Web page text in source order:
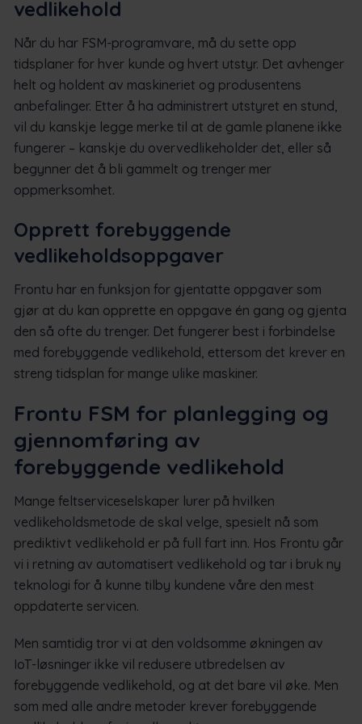
vedlikehold
Når du har FSM-programvare, må du sette opp
tidsplaner for hver kunde og hvert utstyr. Det avhenger
helt og holdent av maskineriet og produsentens
anbefalinger. Etter å ha administrert utstyret en stund,
vil du kanskje legge merke til at de gamle planene ikke
fungerer – kanskje du overvedlikeholder det, eller så
begynner det å bli gammelt og trenger mer
oppmerksomhet.
Opprett forebyggende
vedlikeholdsoppgaver
Frontu har en funksjon for gjentatte oppgaver som
gjør at du kan opprette en oppgave én gang og gjenta
den så ofte du trenger. Det fungerer best i forbindelse
med forebyggende vedlikehold, ettersom det krever en
streng tidsplan for mange ulike maskiner.
Frontu FSM for planlegging og
gjennomføring av
forebyggende vedlikehold
Mange feltserviceselskaper lurer på hvilken
vedlikeholdsmetode de skal velge, spesielt nå som
prediktivt vedlikehold er på full fart inn. Hos Frontu går
vi i retning av automatisert vedlikehold og tar i bruk ny
teknologi for å kunne tilby kundene våre den mest
oppdaterte servicen.
Men samtidig tror vi at den voldsomme økningen av
IoT-løsninger ikke vil redusere utbredelsen av
forebyggende vedlikehold, og at det bare vil øke. Men
som med alle andre metoder krever forebyggende